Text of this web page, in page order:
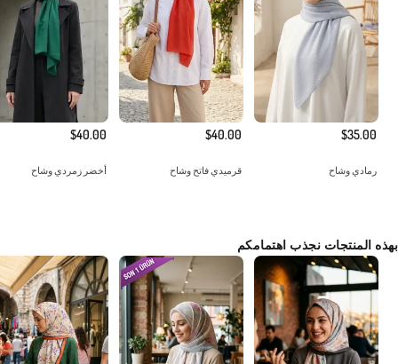
$35.00
رمادي وشاح
$40.00
قرميدي فاتح وشاح
$40.00
أخضر زمردي وشاح
بهذه المنتجات نجذب اهتمامكم